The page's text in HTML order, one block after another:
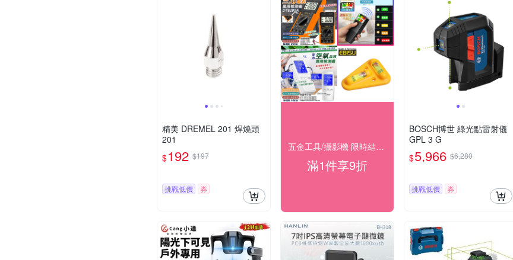
精美 DREMEL 201 焊燒頭
201
$192 $197
挑戰低價 券
五金工具/攝影機 限時結帳9折
滿1件享9折
BOSCH博世 綠光點雷射儀
GPL 3 G
$5,966 $6,280
挑戰低價 券